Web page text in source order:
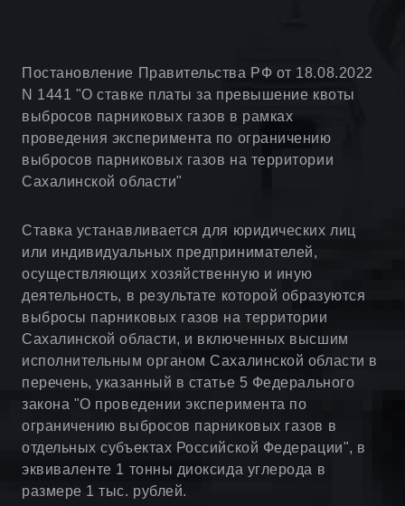
Постановление Правительства РФ от 18.08.2022
N 1441 "О ставке платы за превышение квоты
выбросов парниковых газов в рамках
проведения эксперимента по ограничению
выбросов парниковых газов на территории
Сахалинской области"
Ставка устанавливается для юридических лиц
или индивидуальных предпринимателей,
осуществляющих хозяйственную и иную
деятельность, в результате которой образуются
выбросы парниковых газов на территории
Сахалинской области, и включенных высшим
исполнительным органом Сахалинской области в
перечень, указанный в статье 5 Федерального
закона "О проведении эксперимента по
ограничению выбросов парниковых газов в
отдельных субъектах Российской Федерации", в
эквиваленте 1 тонны диоксида углерода в
размере 1 тыс. рублей.